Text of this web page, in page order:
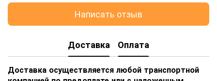
Написать отзыв
Доставка Оплата
Доставка осуществляется любой транспортной